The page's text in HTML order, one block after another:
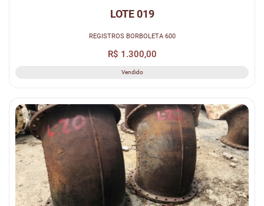
LOTE 019
REGISTROS BORBOLETA 600
R$ 1.300,00
Vendido